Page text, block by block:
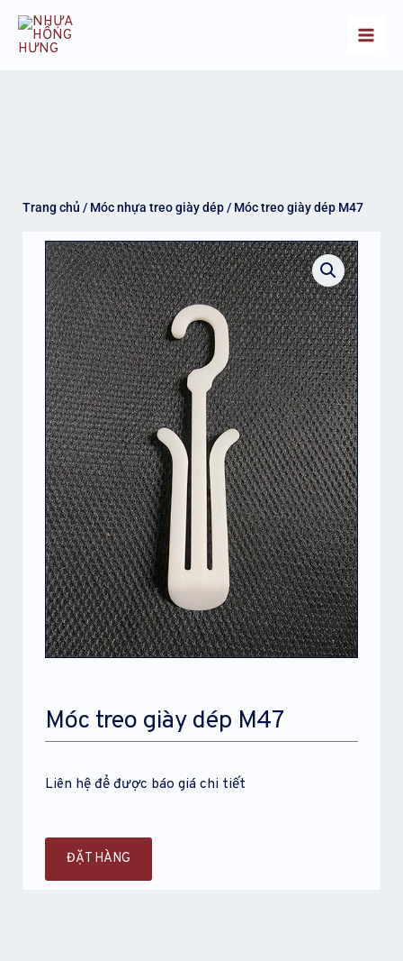
Trang chủ / Móc nhựa treo giày dép/ Móc treo giày dép M47
Móc treo giày dép M47
Liên hệ để được báo giá chi tiết
ĐẶT HÀNG